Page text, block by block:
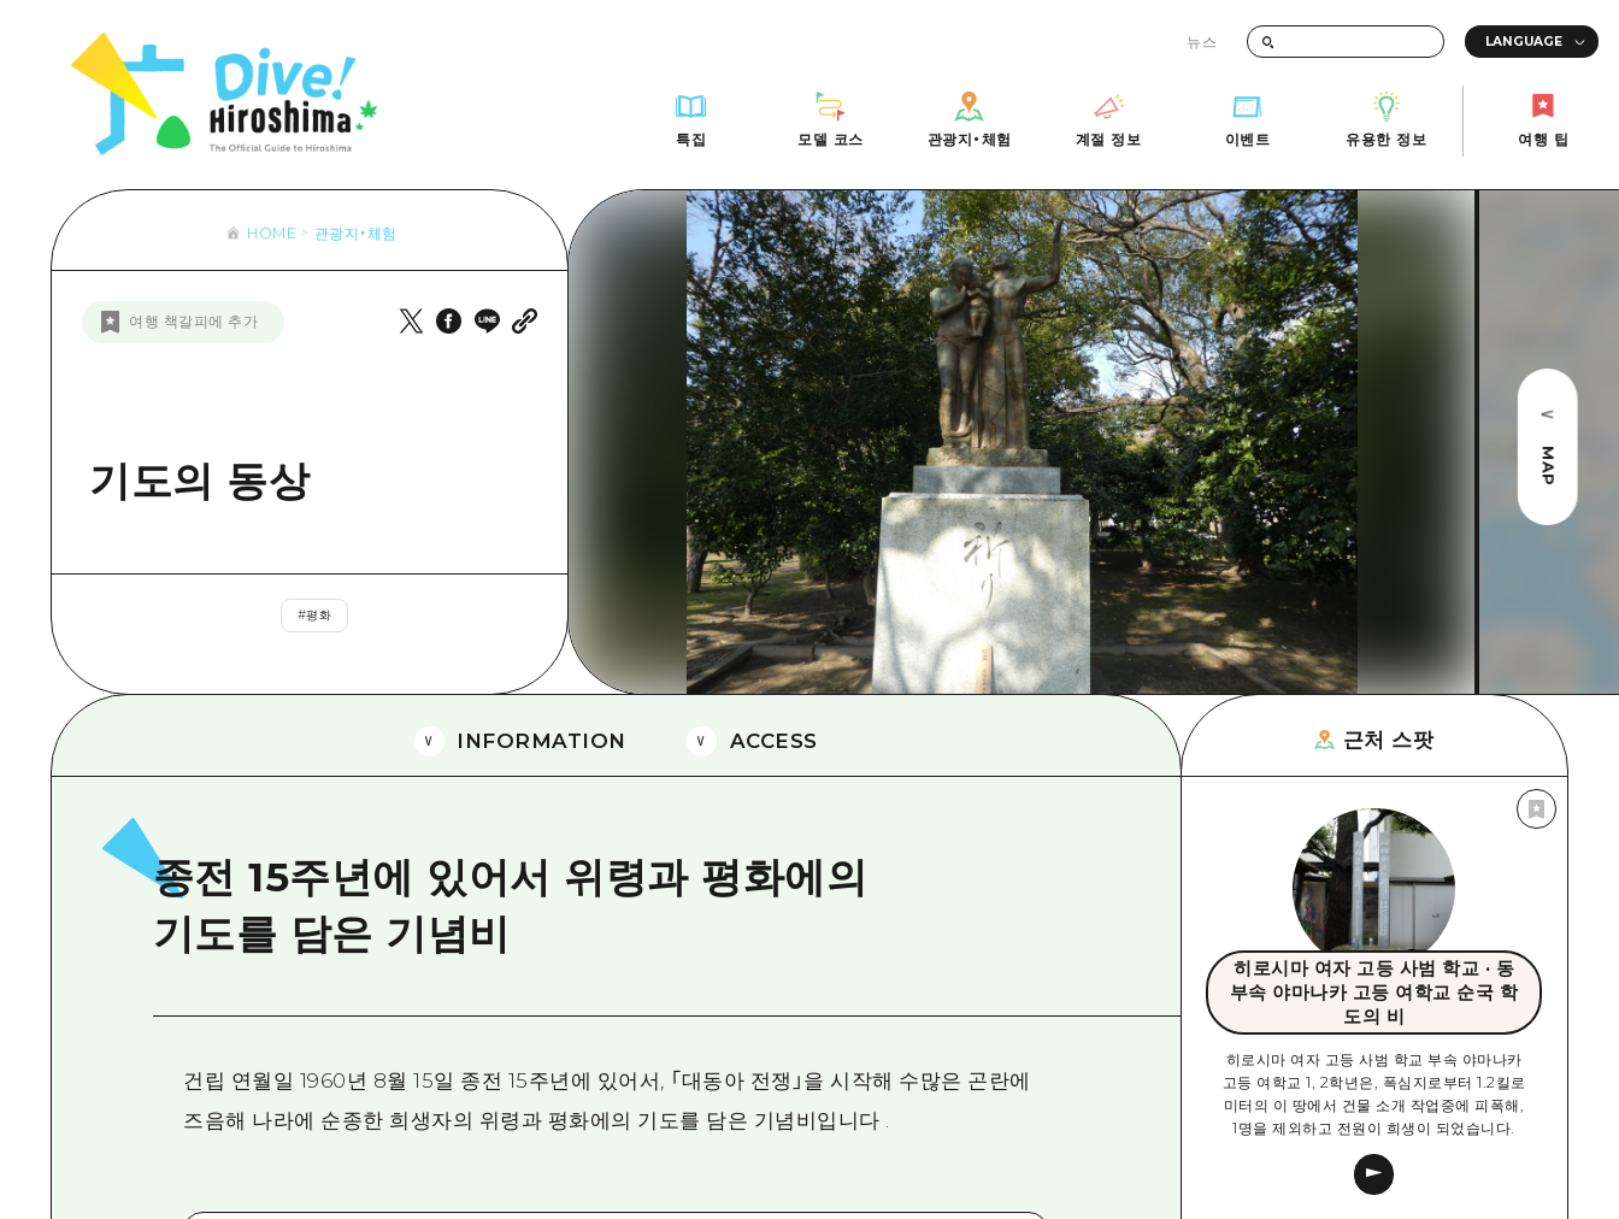
뉴스
특집
아트
사이클링
스포츠
나이트 라이프
세계유산
배움과 체험
기준
역사/문화
치유
자연
모델 코스
Dive! Hiroshima 공식 가이드
Hiroshima Moshimo Travel
히로시마시 주변
아키(安芸)
빈고(備後)
비북(備北)
게이호쿠(芸北)
미야지마(宮島) 주변
야마구치(山口)현 동부
빠른 여행
당일치기
반나절
1박 2일
2박 3일
관광지・체험
목록
히로시마시 주변
아키(安芸)
빈고(備後)
비북(備北)
게이호쿠(芸北)
미야지마(宮島) 주변
야마구치(山口)현 동부
에히메(愛媛)현
시마네(島根)현
계절 정보
이벤트
유용한 정보
보조 트래픽 요약
시설 혼잡 상황
히로시마 OMOTENASHI 패스
수하물 보관 및 배송 서비스
HIROSHIMA FREE Wi-Fi
외국인 여행자용 거리 관광안내소
자원봉사 가이드
히로시마현내 매력을 동영상으로 소개!
자주 묻는 질문
사진 다운로드
재해가 발생했을 때의 교통 정보
관광 안내 책자
여행 팁
기준
역사/문화
자연
Hiroshima Moshimo Travel
아키(安芸)
빈고(備後)
게이호쿠(芸北)
미야지마(宮島) 주변
야마구치(山口)현 동부
반나절
2박 3일
히로시마시 주변
아키(安芸)
비북(備北)
게이호쿠(芸北)
미야지마(宮島) 주변
야마구치(山口)현 동부
에히메(愛媛)현
시마네(島根)현
목록
접근
보조 트래픽 요약
외국인 여행자용 거리 관광안내소
자원봉사 가이드
자주 묻는 질문
재해가 발생했을 때의 교통 정보
관광 안내 책자
HOME 관광지・체험
여행 책갈피에 추가
기도의 동상
#평화
MAP
INFORMATION ACCESS
종전 15주년에 있어서 위령과 평화에의
기도를 담은 기념비
건립 연월일 1960년 8월 15일 종전 15주년에 있어서, 「대동아 전쟁」을 시작해 수많은 곤란에
즈음해 나라에 순종한 희생자의 위령과 평화에의 기도를 담은 기념비입니다 .
근처 스팟
히로시마 여자 고등 사범 학교 · 동
부속 야마나카 고등 여학교 순국 학
도의 비
히로시마 여자 고등 사범 학교 부속 야마나카
고등 여학교 1, 2학년은, 폭심지로부터 1.2킬로
미터의 이 땅에서 건물 소개 작업중에 피폭해,
1명을 제외하고 전원이 희생이 되었습니다.